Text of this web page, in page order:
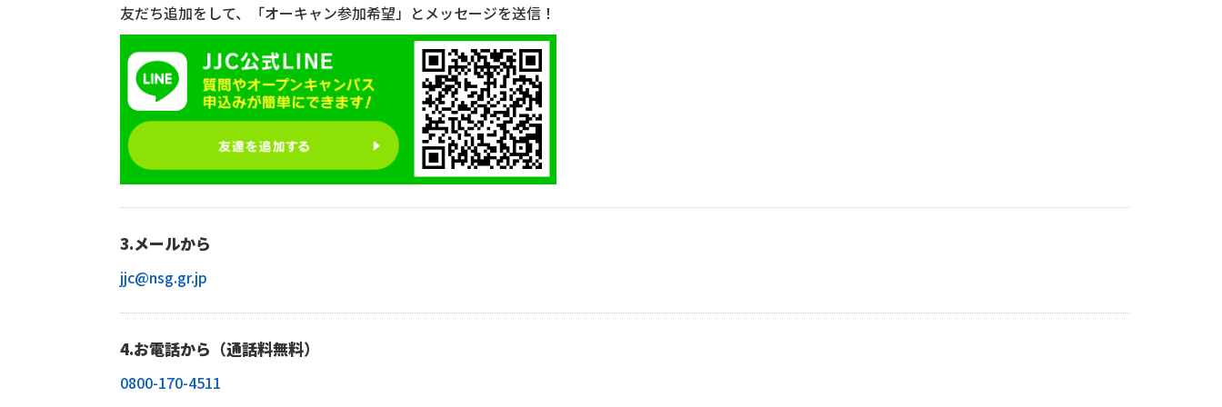
友だち追加をして、「オーキャン参加希望」とメッセージを送信！
3.メールから
jjc@nsg.gr.jp
4.お電話から（通話料無料）
0800-170-4511